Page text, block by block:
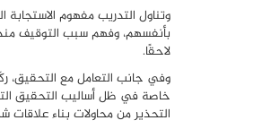
وتناول التدريب مفهوم
بأنفسهم، وفهم سبب التوقيف منذ
لاحقًا.
وفي جانب التعامل مع التحقيق،
خاصة في ظل أساليب التحقيق
التحذير من محاولات بناء علاقات